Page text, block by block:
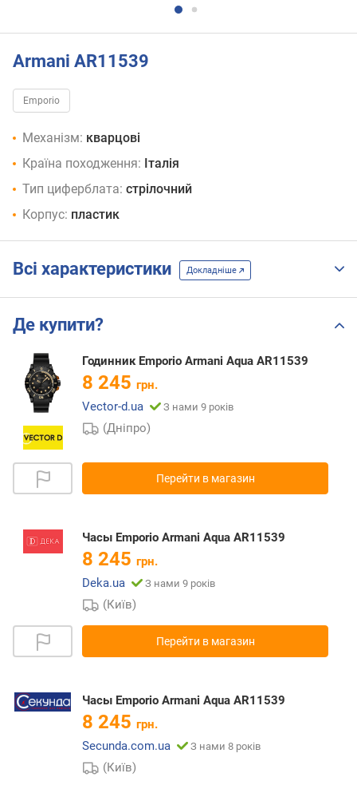
Armani AR11539
Emporio
Механізм: кварцові
Країна походження: Італія
Тип циферблата: стрілочний
Корпус: пластик
Всі характеристики Докладніше
Де купити?
Годинник Emporio Armani Aqua AR11539
8 245 грн.
Vector-d.ua
З нами 9 років
(Дніпро)
Перейти в магазин
Часы Emporio Armani Aqua AR11539
8 245 грн.
Deka.ua
З нами 9 років
(Київ)
Перейти в магазин
Часы Emporio Armani Aqua AR11539
8 245 грн.
Secunda.com.ua
З нами 8 років
(Київ)